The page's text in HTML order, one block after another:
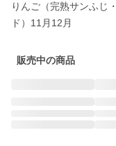
りんご（完熟サンふじ
ド）11月12月
販売中の商品